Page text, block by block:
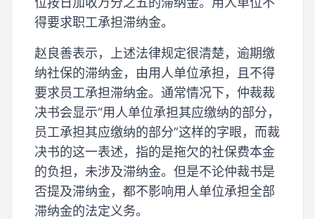
得要求职工承担滞纳金。
赵良善表示，上述法律规定很清楚，逾期缴
纳社保的滞纳金，由用人单位承担，且不得
要求员工承担滞纳金。通常情况下，仲裁裁
决书会显示“用人单位承担其应缴纳的部分，
员工承担其应缴纳的部分”这样的字眼，而裁
决书的这一表述，指的是拖欠的社保费本金
的负担，未涉及滞纳金。但是不论仲裁书是
否提及滞纳金，都不影响用人单位承担全部
滞纳金的法定义务。